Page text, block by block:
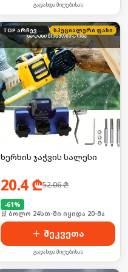
გადახდა მიღებისას
TOP არჩევანი სპეციალური ფასი
ხერხის ჯაჭვის სალესი
20.4₾52.06₾
-61%
🛒 ბოლო 24სთ-ში იყიდა 20-მა
შეკვეთა
გადახდა მიღებისას